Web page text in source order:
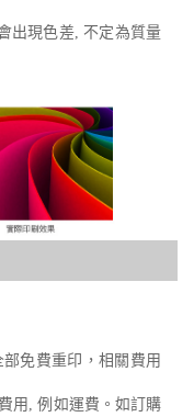
出現色差, 不定為質量
免費重印，相關費用
用, 例如運費。如訂購